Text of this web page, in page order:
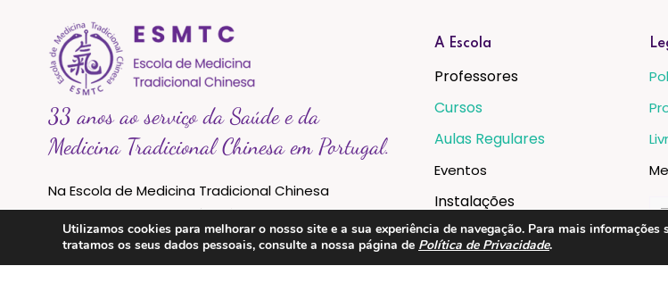
33 anos ao serviço da Saúde e da
Medicina Tradicional Chinesa em Portugal.
Na Escola de Medicina Tradicional Chinesa
acreditamos que a saúde é um caminho de
equilíbrio entre o corpo, a mente e a natureza.
A Escola
Professores
Cursos
Aulas Regulares
Eventos
Instalações
Utilizamos cookies para melhorar o nosso site e a sua experiência de navegação. Para mais informações
tratamos os seus dados pessoais, consulte a nossa página de Política de Privacidade.